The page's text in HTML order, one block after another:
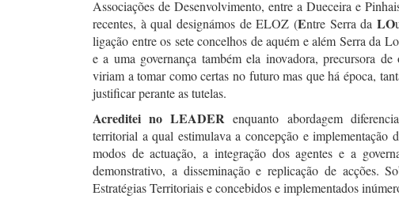
Associações de Desenvolvimento, entre a Dueceira e
recentes, à qual designámos de ELOZ (Entre Serra da LO
ligação entre os sete concelhos de aquém e além Serra da
e a uma governança também ela inovadora, precursora
viriam a tomar como certas no futuro mas que há época,
justificar perante as tutelas.
Acreditei no LEADER enquanto abordagem
territorial a qual estimulava a concepção e implementação
modos de actuação, a integração dos agentes e a
demonstrativo, a disseminação e replicação de acções.
Estratégias Territoriais e concebidos e implementados